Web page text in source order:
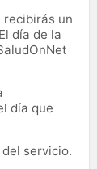
recibirás un
día de la
día que
servicio.